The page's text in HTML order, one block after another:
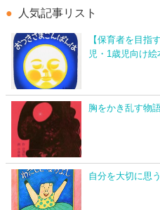
人気記事リスト
【保育者を目指
児・1歳児向け絵
胸をかき乱す物
自分を大切に思